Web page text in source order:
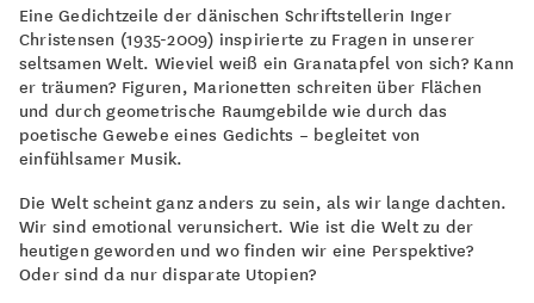
Eine Gedichtzeile der dänischen Schriftstellerin Inger
Christensen (1935-2009) inspirierte zu Fragen in unserer
seltsamen Welt. Wieviel weiß ein Granatapfel von sich? Kann
er träumen? Figuren, Marionetten schreiten über Flächen
und durch geometrische Raumgebilde wie durch das
poetische Gewebe eines Gedichts – begleitet von
einfühlsamer Musik.
Die Welt scheint ganz anders zu sein, als wir lange dachten.
Wir sind emotional verunsichert. Wie ist die Welt zu der
heutigen geworden und wo finden wir eine Perspektive?
Oder sind da nur disparate Utopien?